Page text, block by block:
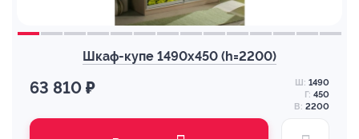
Шкаф-купе 1490х450 (h=2200)
63 810 ₽ Ш: 1490
Г: 450
В: 2200